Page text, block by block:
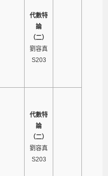
代數特
論
（二）
劉容真
S203
代數特
論
（二）
劉容真
S203